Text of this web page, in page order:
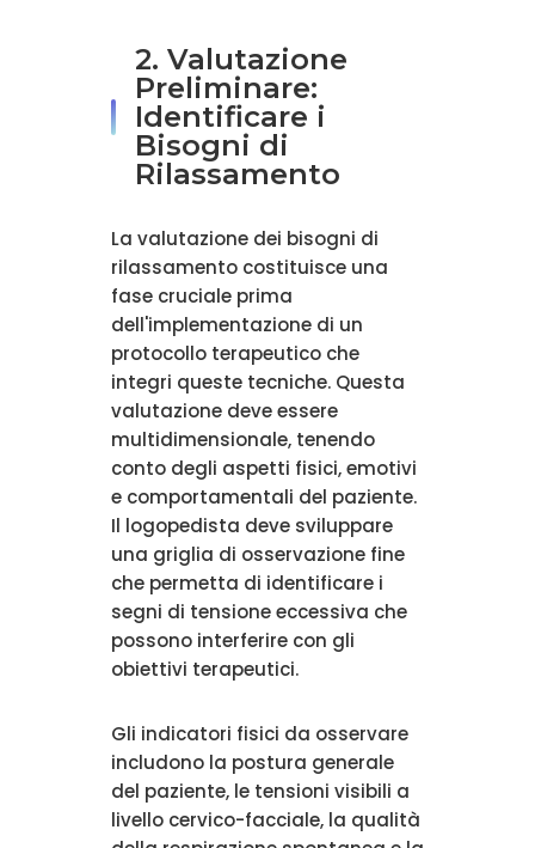
2. Valutazione
Preliminare:
Identificare i
Bisogni di
Rilassamento
La valutazione dei bisogni di
rilassamento costituisce una
fase cruciale prima
dell'implementazione di un
protocollo terapeutico che
integri queste tecniche. Questa
valutazione deve essere
multidimensionale, tenendo
conto degli aspetti fisici, emotivi
e comportamentali del paziente.
Il logopedista deve sviluppare
una griglia di osservazione fine
che permetta di identificare i
segni di tensione eccessiva che
possono interferire con gli
obiettivi terapeutici.
Gli indicatori fisici da osservare
includono la postura generale
del paziente, le tensioni visibili a
livello cervico-facciale, la qualità